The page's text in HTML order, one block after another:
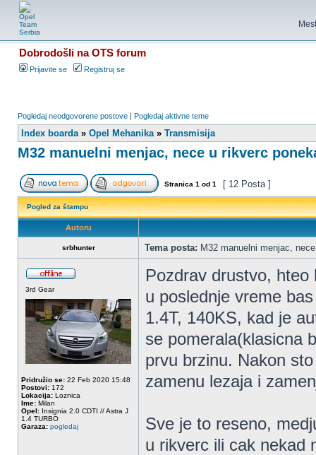
Dobrodošli na OTS forum
Prijavite se Registruj se
Pogledaj neodgovorene postove | Pogledaj aktivne teme
Index boarda» Opel Mehanika» Transmisija
M32 manuelni menjac, nece u rikverc
Stranica 1 od 1 [ 12 Posta ]
Pogled za štampu
Autoru
srbhunter Tema posta: M32 manuelni menjac,
3rd Gear
Pridružio se: 22 Feb 2020 15:48
Postovi: 172
Lokacija: Loznica
Ime: Milan
Opel: Insignia 2.0 CDTI // Astra J
1.4 TURBO
Garaza: pogledaj
Pozdrav drustvo,
u poslednje vreme
1.4T, 140KS, kad je
se pomerala(klasicna
prvu brzinu. Nakon
zamenu lezaja i
Sve je to reseno,
u rikverc ili cak nekad